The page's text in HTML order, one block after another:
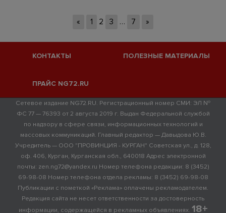
« 1 2 3 … 7 »
КОНТАКТЫ ПОЛЕЗНЫЕ МАТЕРИАЛЫ
ПРАЙС NG72.RU
Сетевое издание NG72.RU. Регистрационный номер СМИ: ЭЛ №
ФС 77 — 76393 от 2 августа 2019 г. Выдан Федеральной службой
по надзору в сфере связи, информационных технологий и
массовых коммуникаций. Главный редактор — Давыдова Ю.В.
Учредитель — ООО "ПРОВИНЦИЯ - КУРГАН" Советская ул., д. 128,
оф. 406, Курган, Курганская обл., 640018 Адрес электронной
почты: zen.ng72@yandex.ru Номер телефона редакции: 8 (3452)
69-98-08 Номер телефона отдела рекламы: 8 (3452) 69-98-08
Публикации с пометкой «Реклама» оплачены рекламодателем.
Редакция сайта не несет ответственности за достоверность
информации, содержащейся в рекламных объявлениях. 18+